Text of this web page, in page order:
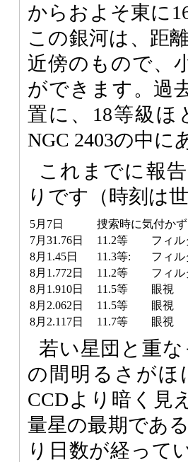
からおよそ東に
この銀河は、距
近傍のもので、
ができます。過
置に、18等級
NGC 2403の中に
これまでに報
りです（時刻は世
5月7日 捜索時に気付かず
7月31.76日
11.2等 フィル
8月1.45日
11.3等: フィル
8月1.772日
11.2等 フィル
8月1.910日
11.5等 眼視
8月2.062日
11.5等 眼視
8月2.117日
11.7等 眼視
若い星団と重
の間明るさがほ
CCDより暗く見
量星の最期であ
り日数が経って